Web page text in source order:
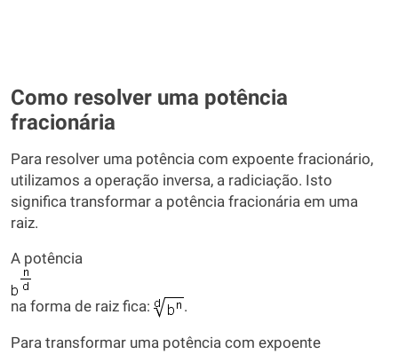
Como resolver uma potência
fracionária
Para resolver uma potência com expoente fracionário,
utilizamos a operação inversa, a radiciação. Isto
significa transformar a potência fracionária em uma
raiz.
A potência
na forma de raiz fica: .
Para transformar uma potência com expoente